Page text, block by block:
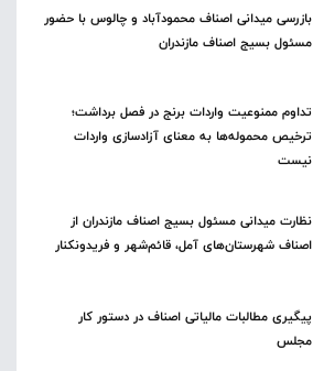
بازرسی میدانی اصناف محمودآباد و چالوس با حضور
مسئول بسیج اصناف مازندران
تداوم ممنوعیت واردات برنج در فصل برداشت؛
ترخیص محموله‌ها به معنای آزادسازی واردات
نیست
نظارت میدانی مسئول بسیج اصناف مازندران از
اصناف شهرستان‌های آمل، قائم‌شهر و فریدونکنار
پیگیری مطالبات مالیاتی اصناف در دستور کار
مجلس